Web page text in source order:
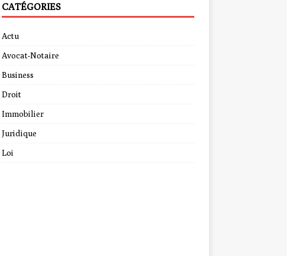
CATÉGORIES
Actu
Avocat-Notaire
Business
Droit
Immobilier
Juridique
Loi